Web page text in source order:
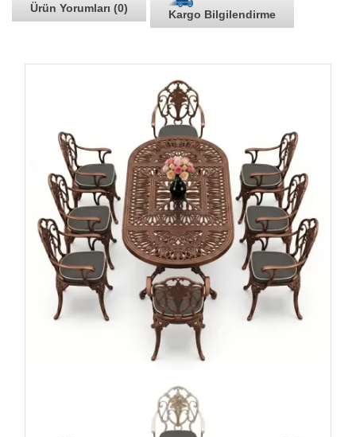
Ürün Yorumları (0)
Kargo Bilgilendirme